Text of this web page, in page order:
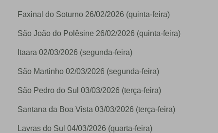
Faxinal do Soturno 26/02/2026 (quinta-feira)
São João do Polêsine 26/02/2026 (quinta-feira)
Itaara 02/03/2026 (segunda-feira)
São Martinho 02/03/2026 (segunda-feira)
São Pedro do Sul 03/03/2026 (terça-feira)
Santana da Boa Vista 03/03/2026 (terça-feira)
Lavras do Sul 04/03/2026 (quarta-feira)